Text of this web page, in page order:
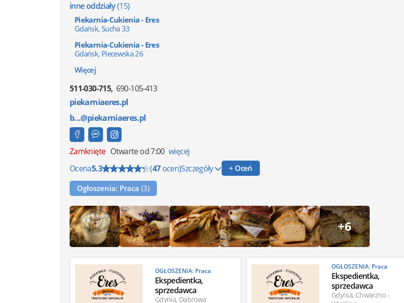
inne oddziały(15)
Piekarnia-Cukienia - Eres
Gdańsk, Sucha 33
Piekarnia-Cukienia - Eres
Gdańsk, Piecewska 26
Więcej
511-030-715 690-105-413
piekarniaeres.pl
b...@piekarniaeres.pl
Zamknięte Otwarte od 7:00 więcej
Ocena5.3 (47ocen)Szczegóły + Oceń
Ogłoszenia: Praca (3)
+6
OGŁOSZENIA: Praca
Ekspedientka,
sprzedawca
Gdynia, Dąbrowa
OGŁOSZENIA: Praca
Ekspedientka,
sprzedawca
Gdynia, Chwarzno -